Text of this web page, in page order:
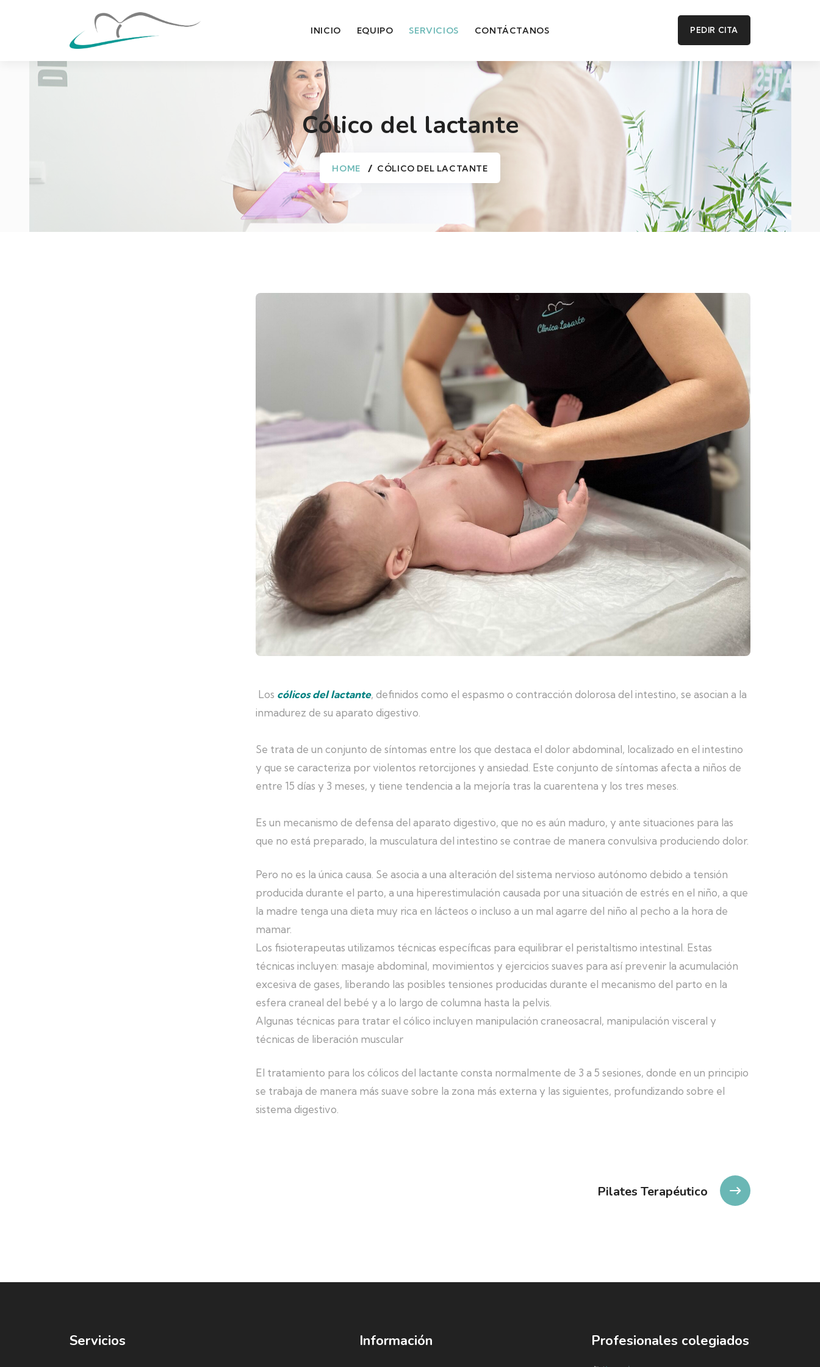
INICIO EQUIPO SERVICIOS CONTÁCTANOS PEDIR CITA
Cólico del lactante
HOME CÓLICO DEL LACTANTE
Los cólicos del lactante, definidos como el espasmo o contracción dolorosa del intestino, se asocian a la
inmadurez de su aparato digestivo.
Se trata de un conjunto de síntomas entre los que destaca el dolor abdominal, localizado en el intestino
y que se caracteriza por violentos retorcijones y ansiedad. Este conjunto de síntomas afecta a niños de
entre 15 días y 3 meses, y tiene tendencia a la mejoría tras la cuarentena y los tres meses.
Es un mecanismo de defensa del aparato digestivo, que no es aún maduro, y ante situaciones para las
que no está preparado, la musculatura del intestino se contrae de manera convulsiva produciendo dolor.
Pero no es la única causa. Se asocia a una alteración del sistema nervioso autónomo debido a tensión
producida durante el parto, a una hiperestimulación causada por una situación de estrés en el niño, a que
la madre tenga una dieta muy rica en lácteos o incluso a un mal agarre del niño al pecho a la hora de
mamar.
Los fisioterapeutas utilizamos técnicas específicas para equilibrar el peristaltismo intestinal. Estas
técnicas incluyen: masaje abdominal, movimientos y ejercicios suaves para así prevenir la acumulación
excesiva de gases, liberando las posibles tensiones producidas durante el mecanismo del parto en la
esfera craneal del bebé y a lo largo de columna hasta la pelvis.
Algunas técnicas para tratar el cólico incluyen manipulación craneosacral, manipulación visceral y
técnicas de liberación muscular
El tratamiento para los cólicos del lactante consta normalmente de 3 a 5 sesiones, donde en un principio
se trabaja de manera más suave sobre la zona más externa y las siguientes, profundizando sobre el
sistema digestivo.
Pilates Terapéutico
Servicios Información Profesionales colegiados